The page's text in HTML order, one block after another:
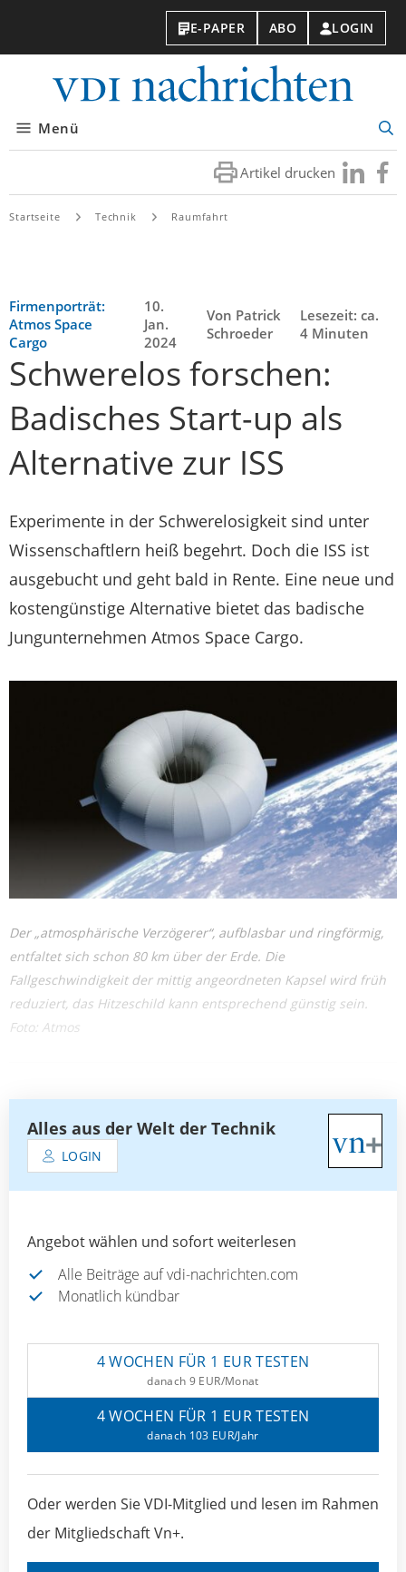
E-PAPER ABO LOGIN
Menü
Artikel drucken Besuchen
Sie
Sie
Startseite Technik Raumfahrt
Firmenporträt:
Atmos Space
Cargo
10.
Jan.
2024
Von Patrick
Schroeder
Lesezeit: ca.
4 Minuten
Schwerelos forschen:
Badisches Start-up als
Alternative zur ISS
Experimente in der Schwerelosigkeit sind unter
Wissenschaftlern heiß begehrt. Doch die ISS ist
ausgebucht und geht bald in Rente. Eine neue und
kostengünstige Alternative bietet das badische
Jungunternehmen Atmos Space Cargo.
Der „atmosphärische Verzögerer“, aufblasbar und ringförmig,
entfaltet sich schon 80 km über der Erde. Die
Fallgeschwindigkeit der mittig angeordneten Kapsel wird früh
reduziert, das Hitzeschild kann entsprechend günstig sein.
Foto: Atmos
Alles aus der Welt der Technik
LOGIN
Angebot wählen und sofort weiterlesen
Alle Beiträge auf vdi-nachrichten.com
Monatlich kündbar
4 WOCHEN FÜR 1 EUR TESTEN
danach 9 EUR/Monat
4 WOCHEN FÜR 1 EUR TESTEN
danach 103 EUR/Jahr
Oder werden Sie VDI-Mitglied und lesen im Rahmen
der Mitgliedschaft Vn+.